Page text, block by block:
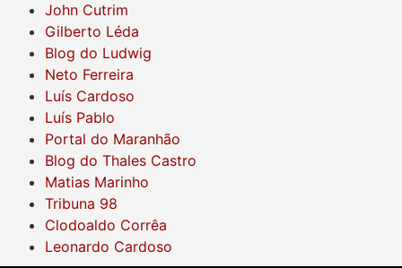
John Cutrim
Gilberto Léda
Blog do Ludwig
Neto Ferreira
Luís Cardoso
Luís Pablo
Portal do Maranhão
Blog do Thales Castro
Matias Marinho
Tribuna 98
Clodoaldo Corrêa
Leonardo Cardoso